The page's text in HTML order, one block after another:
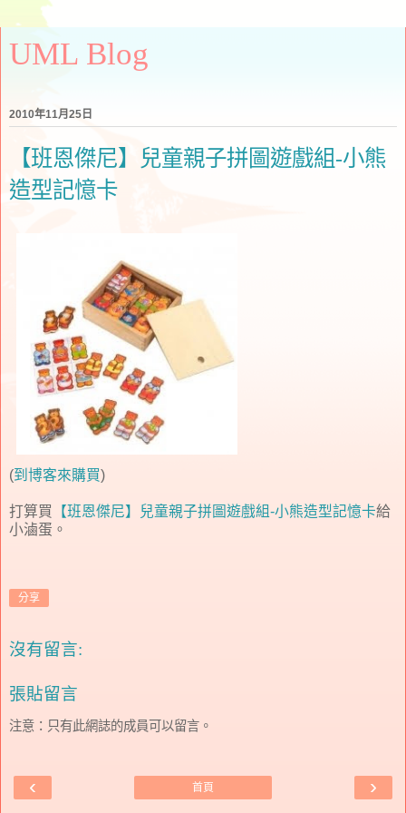
UML Blog
2010年11月25日
【班恩傑尼】兒童親子拼圖遊戲組-小熊
造型記憶卡
(到博客來購買)
打算買 【班恩傑尼】兒童親子拼圖遊戲組-小熊造型記憶卡給
小滷蛋。
分享
沒有留言:
張貼留言
注意：只有此網誌的成員可以留言。
‹ ›
首頁